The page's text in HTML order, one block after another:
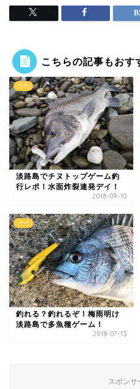
こちらの記事もおす
チヌ
淡路島でチヌトップゲーム釣
行レポ！水面炸裂連発デイ！
2018-09-10
サバ
釣れる？釣れるぞ！梅雨明け
淡路島で多魚種ゲーム！
2018-07-13
スポンサ